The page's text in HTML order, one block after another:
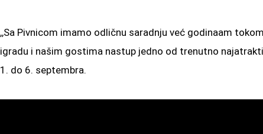
,,Sa Pivnicom imamo odličnu saradnju već godinaam
igradu i našim gostima nastup jedno od trenutno
1. do 6. septembra.